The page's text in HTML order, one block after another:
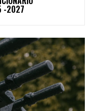
-2027